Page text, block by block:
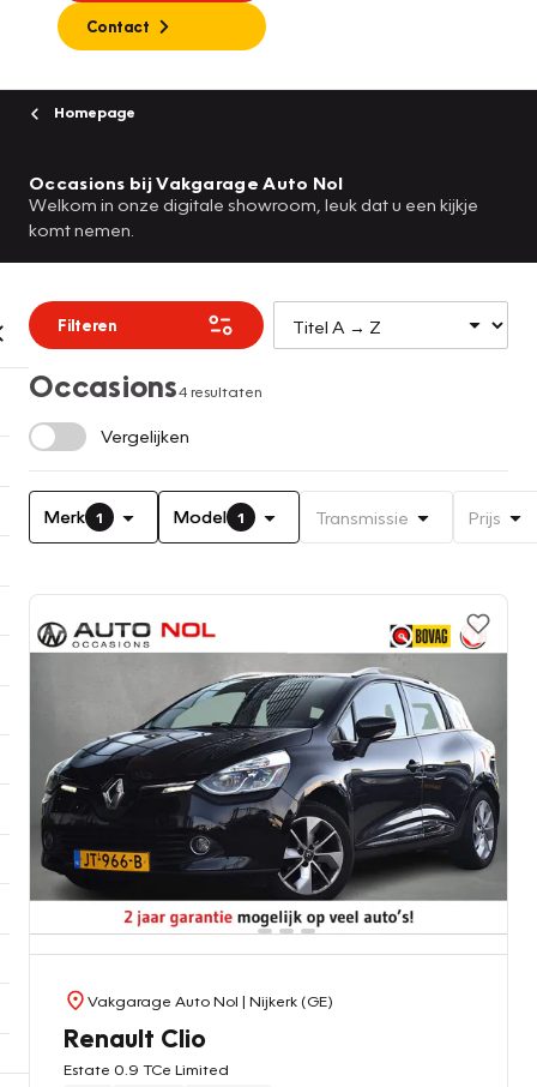
Contact
Homepage
Occasions bij Vakgarage Auto Nol
Welkom in onze digitale showroom, leuk dat u een kijkje
komt nemen.
Filteren
Occasions4 resultaten
Vergelijken
Merk 1 Model 1 Transmissie Prijs
Vakgarage Auto Nol | Nijkerk (GE)
Renault Clio
Estate 0.9 TCe Limited